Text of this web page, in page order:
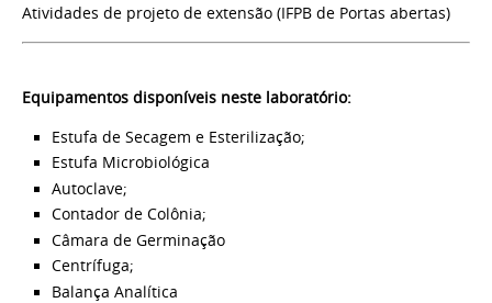
Atividades de projeto de extensão (IFPB de Portas abertas)
Equipamentos disponíveis neste laboratório:
Estufa de Secagem e Esterilização;
Estufa Microbiológica
Autoclave;
Contador de Colônia;
Câmara de Germinação
Centrífuga;
Balança Analítica